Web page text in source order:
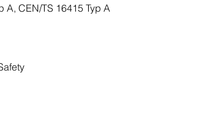
A, CEN/TS 16415 Typ A